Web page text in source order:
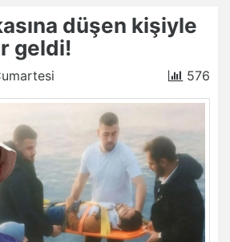
düşen kişiyle
geldi!
576